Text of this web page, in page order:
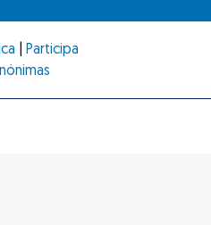
Participa